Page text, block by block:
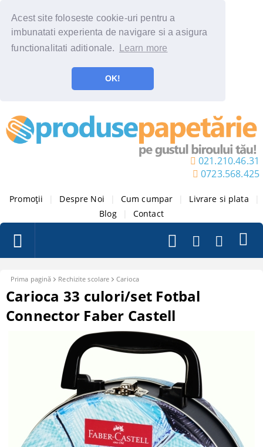
Acest site foloseste cookie-uri pentru a
imbunatati experienta de navigare si a asigura
functionalitati aditionale.
Learn more
OK!
021.210.46.31
0723.568.425
Promoții Despre Noi Cum cumpar Livrare si plata
Blog
Contact
Prima pagină Rechizite scolare Carioca
Carioca 33 culori/set Fotbal
Connector Faber Castell